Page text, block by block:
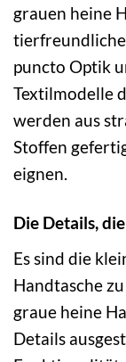
grauen heine
puncto Optik
Textilmodelle
werden aus
Stoffen
eignen.
Die Details,
Es sind die
Handtasche
graue heine
Details